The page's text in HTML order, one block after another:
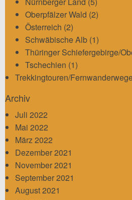
Oberpfälzer Wald (2)
Österreich (2)
Schwäbische Alb (1)
Thüringer Schiefergebirge/
Tschechien (1)
Trekkingtouren/
Archiv
Juli 2022
Mai 2022
März 2022
Dezember 2021
November 2021
September 2021
August 2021